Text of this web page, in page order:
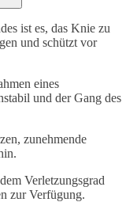
ist es, das Knie zu
und schützt vor
eines
und der Gang des
zunehmende
Verletzungsgrad
zur Verfügung.